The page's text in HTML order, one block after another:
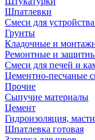
Шпатлевки
Смеси для
Грунты
Кладочные и
Ремонтные и
Смеси для печей и
Цементно-песчаные
Прочие
Сыпучие материалы
Цемент
Гидроизоляция,
Шпатлевка готовая